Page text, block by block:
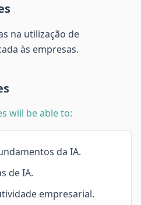
na utilização de
às empresas.
will be able to:
da IA.
de IA.
empresarial.